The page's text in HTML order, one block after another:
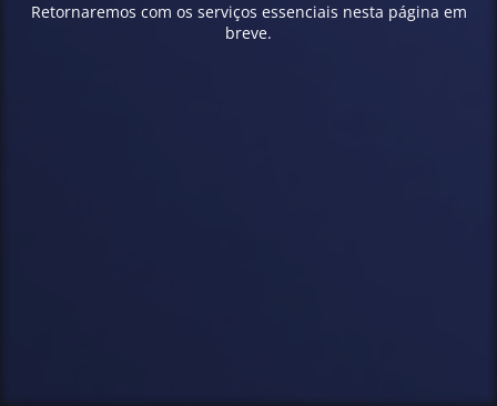
Retornaremos com os serviços essenciais nesta página em
breve.